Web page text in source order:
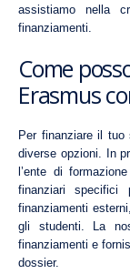
assistiamo nella
finanziamenti.
Come
Erasmus
Per finanziare il
diverse opzioni. In
l’ente di
finanziari specifici
finanziamenti
gli studenti. La
finanziamenti e
dossier.